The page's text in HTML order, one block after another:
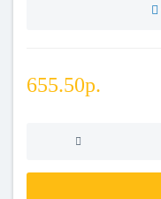
655.50р.